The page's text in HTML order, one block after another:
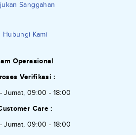
Sanggahan
Hubungi Kami
Operasional
Verifikasi :
Jumat, 09:00 - 18:00
Care :
Jumat, 09:00 - 18:00